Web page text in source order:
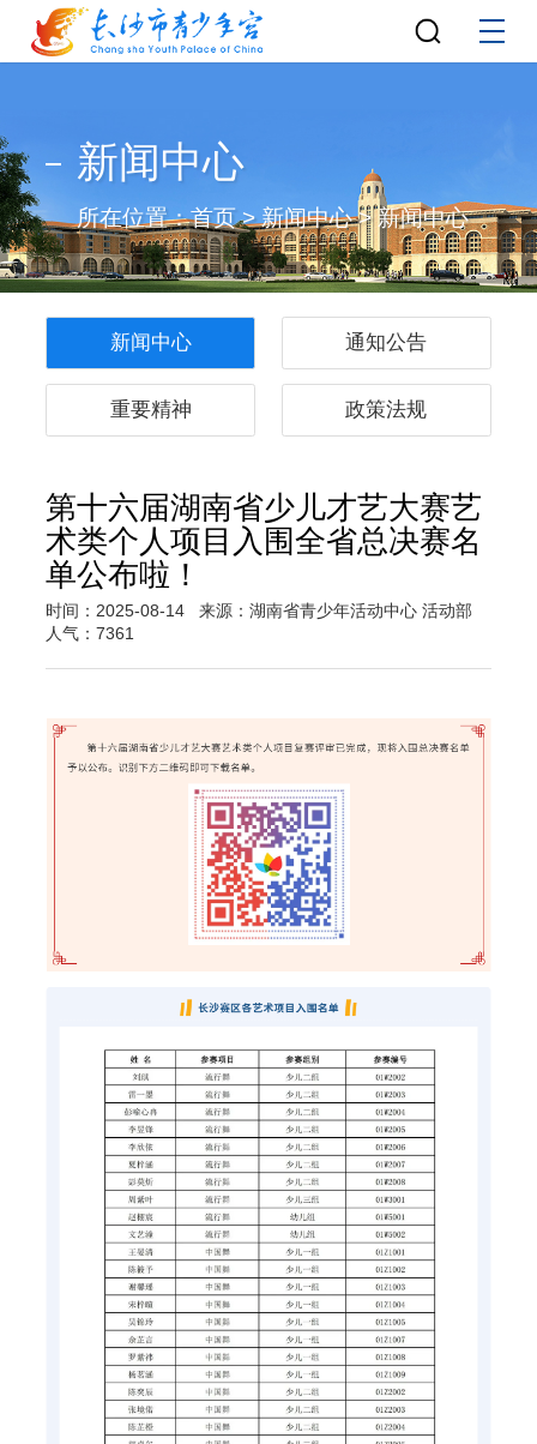
新闻中心
所在位置：首页>新闻中心>新闻中心
新闻中心 通知公告
重要精神 政策法规
第十六届湖南省少儿才艺大赛艺
术类个人项目入围全省总决赛名
单公布啦！
时间：2025-08-14
来源：湖南省青少年活动中心 活动部
人气：7361